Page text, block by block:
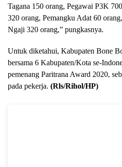
Tagana 150 orang, Pegawai P3K
320 orang, Pemangku Adat 60
Ngaji 320 orang,” pungkasnya.
Untuk diketahui, Kabupaten Bone
bersama 6 Kabupaten/Kota se-
pemenang Paritrana Award 2020,
pada pekerja. (Rls/Rihol/HP)